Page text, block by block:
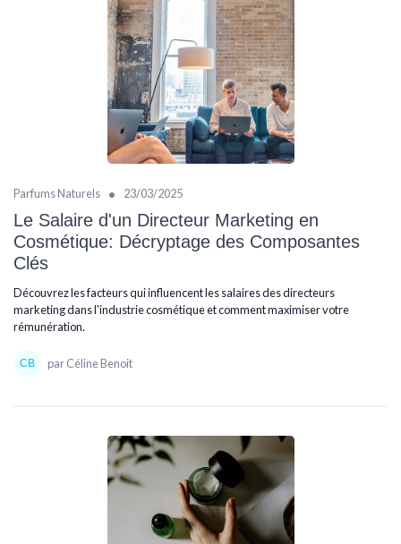
Parfums Naturels • 23/03/2025
Le Salaire d'un Directeur Marketing en
Cosmétique: Décryptage des Composantes
Clés
Découvrez les facteurs qui influencent les salaires des directeurs
marketing dans l'industrie cosmétique et comment maximiser votre
rémunération.
par Céline Benoit